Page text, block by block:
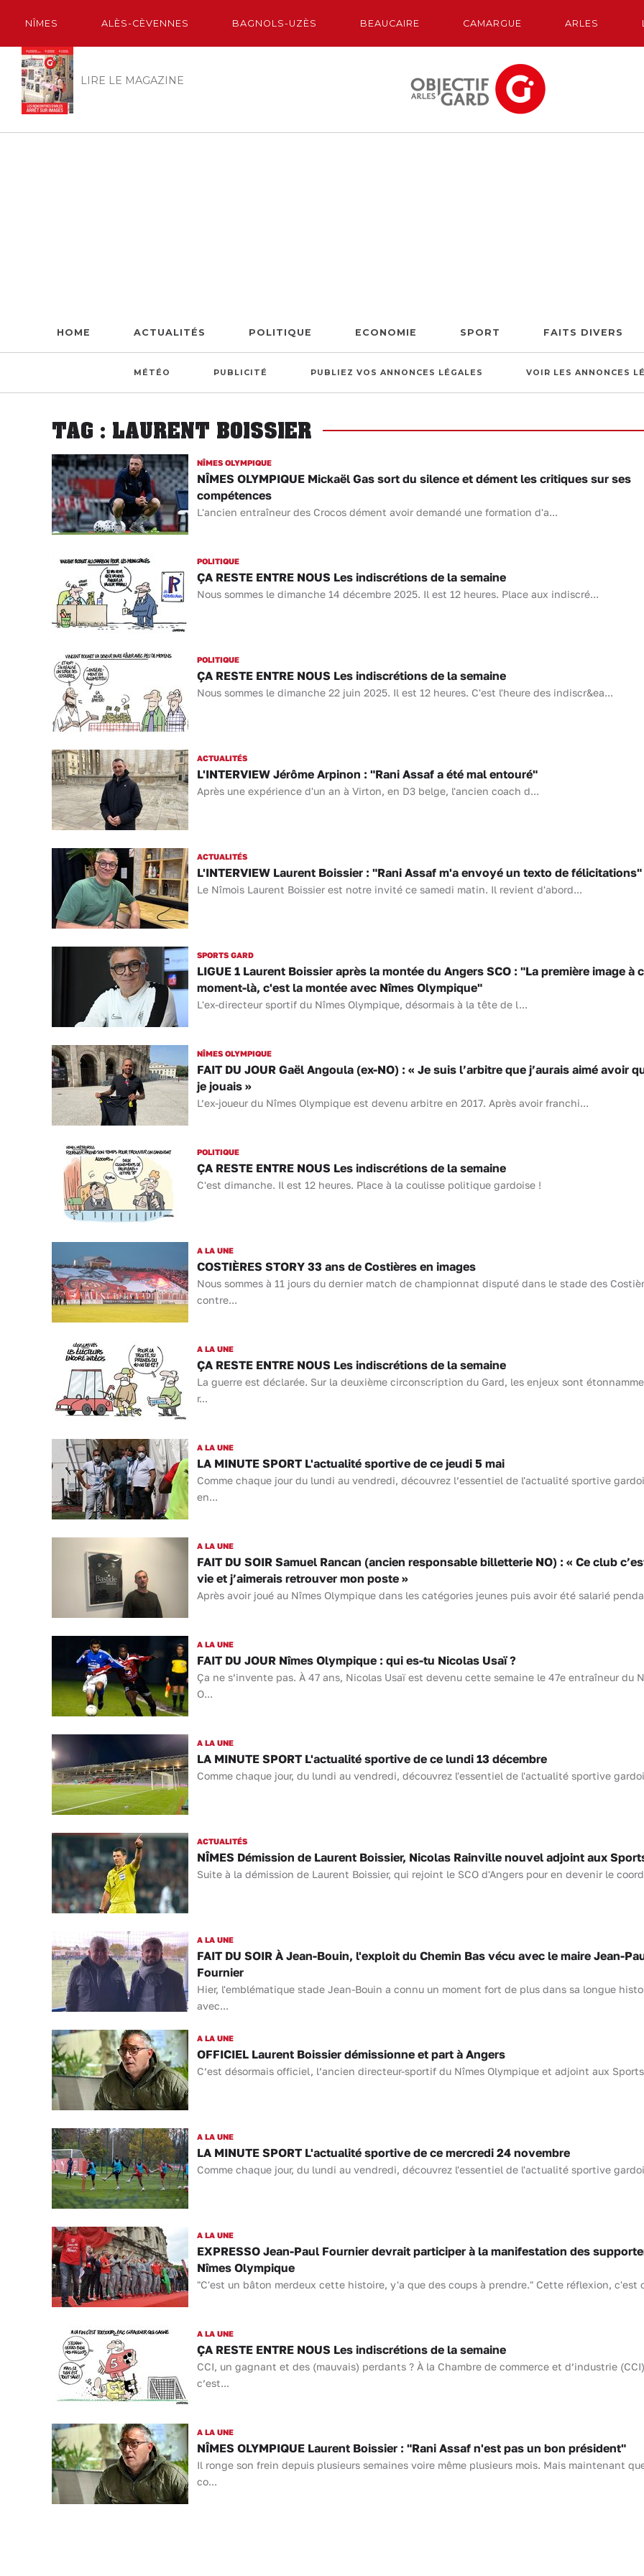
NÎMES ALÈS-CÈVENNES BAGNOLS-UZÈS BEAUCAIRE CAMARGUE ARLES
LIRE LE MAGAZINE
HOME ACTUALITÉS POLITIQUE ECONOMIE SPORT FAITS DIVERS
MÉTÉO PUBLICITÉ PUBLIEZ VOS ANNONCES LÉGALES VOIR LES ANNONCES
TAG : LAURENT BOISSIER
NÎMES OLYMPIQUE
NÎMES OLYMPIQUE Mickaël Gas sort du silence et dément les critiques sur ses
compétences
L'ancien entraîneur des Crocos dément avoir demandé une formation d'a...
POLITIQUE
ÇA RESTE ENTRE NOUS Les indiscrétions de la semaine
Nous sommes le dimanche 14 décembre 2025. Il est 12 heures. Place aux indiscré...
POLITIQUE
ÇA RESTE ENTRE NOUS Les indiscrétions de la semaine
Nous sommes le dimanche 22 juin 2025. Il est 12 heures. C'est l'heure des indiscr&ea...
ACTUALITÉS
L'INTERVIEW Jérôme Arpinon : "Rani Assaf a été mal entouré"
Après une expérience d'un an à Virton, en D3 belge, l'ancien coach d...
ACTUALITÉS
L'INTERVIEW Laurent Boissier : "Rani Assaf m'a envoyé un texto de félicitations"
Le Nîmois Laurent Boissier est notre invité ce samedi matin. Il revient d'abord...
SPORTS GARD
LIGUE 1 Laurent Boissier après la montée du Angers SCO : "La première image à
moment-là, c'est la montée avec Nîmes Olympique"
L'ex-directeur sportif du Nîmes Olympique, désormais à la tête de l...
NÎMES OLYMPIQUE
FAIT DU JOUR Gaël Angoula (ex-NO) : « Je suis l’arbitre que j’aurais aimé avoir
je jouais »
L’ex-joueur du Nîmes Olympique est devenu arbitre en 2017. Après avoir franchi...
POLITIQUE
ÇA RESTE ENTRE NOUS Les indiscrétions de la semaine
C'est dimanche. Il est 12 heures. Place à la coulisse politique gardoise !
A LA UNE
COSTIÈRES STORY 33 ans de Costières en images
Nous sommes à 11 jours du dernier match de championnat disputé dans le stade des
contre...
A LA UNE
ÇA RESTE ENTRE NOUS Les indiscrétions de la semaine
La guerre est déclarée. Sur la deuxième circonscription du Gard, les enjeux sont
r...
A LA UNE
LA MINUTE SPORT L'actualité sportive de ce jeudi 5 mai
Comme chaque jour du lundi au vendredi, découvrez l’essentiel de l'actualité sportive
en...
A LA UNE
FAIT DU SOIR Samuel Rancan (ancien responsable billetterie NO) : « Ce club
vie et j’aimerais retrouver mon poste »
Après avoir joué au Nîmes Olympique dans les catégories jeunes puis avoir été salarié
A LA UNE
FAIT DU JOUR Nîmes Olympique : qui es-tu Nicolas Usaï ?
Ça ne s’invente pas. À 47 ans, Nicolas Usaï est devenu cette semaine le 47e entraîneur du
O...
A LA UNE
LA MINUTE SPORT L'actualité sportive de ce lundi 13 décembre
Comme chaque jour, du lundi au vendredi, découvrez l'essentiel de l'actualité sportive
ACTUALITÉS
NÎMES Démission de Laurent Boissier, Nicolas Rainville nouvel adjoint aux
Suite à la démission de Laurent Boissier, qui rejoint le SCO d'Angers pour en devenir le
A LA UNE
FAIT DU SOIR À Jean-Bouin, l'exploit du Chemin Bas vécu avec le maire Jean-
Fournier
Hier, l'emblématique stade Jean-Bouin a connu un moment fort de plus dans sa longue
avec...
A LA UNE
OFFICIEL Laurent Boissier démissionne et part à Angers
C’est désormais officiel, l’ancien directeur-sportif du Nîmes Olympique et adjoint aux
A LA UNE
LA MINUTE SPORT L'actualité sportive de ce mercredi 24 novembre
Comme chaque jour, du lundi au vendredi, découvrez l'essentiel de l'actualité sportive
A LA UNE
EXPRESSO Jean-Paul Fournier devrait participer à la manifestation des
Nîmes Olympique
"C'est un bâton merdeux cette histoire, y'a que des coups à prendre." Cette réflexion, c'est
A LA UNE
ÇA RESTE ENTRE NOUS Les indiscrétions de la semaine
CCI, un gagnant et des (mauvais) perdants ? À la Chambre de commerce et d’industrie
c’est...
A LA UNE
NÎMES OLYMPIQUE Laurent Boissier : "Rani Assaf n'est pas un bon président"
Il ronge son frein depuis plusieurs semaines voire même plusieurs mois. Mais maintenant
co...